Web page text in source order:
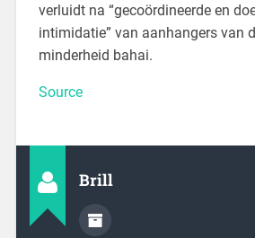
verluidt na “gecoördineerde en
intimidatie” van aanhangers van
minderheid bahai.
Source
Brill